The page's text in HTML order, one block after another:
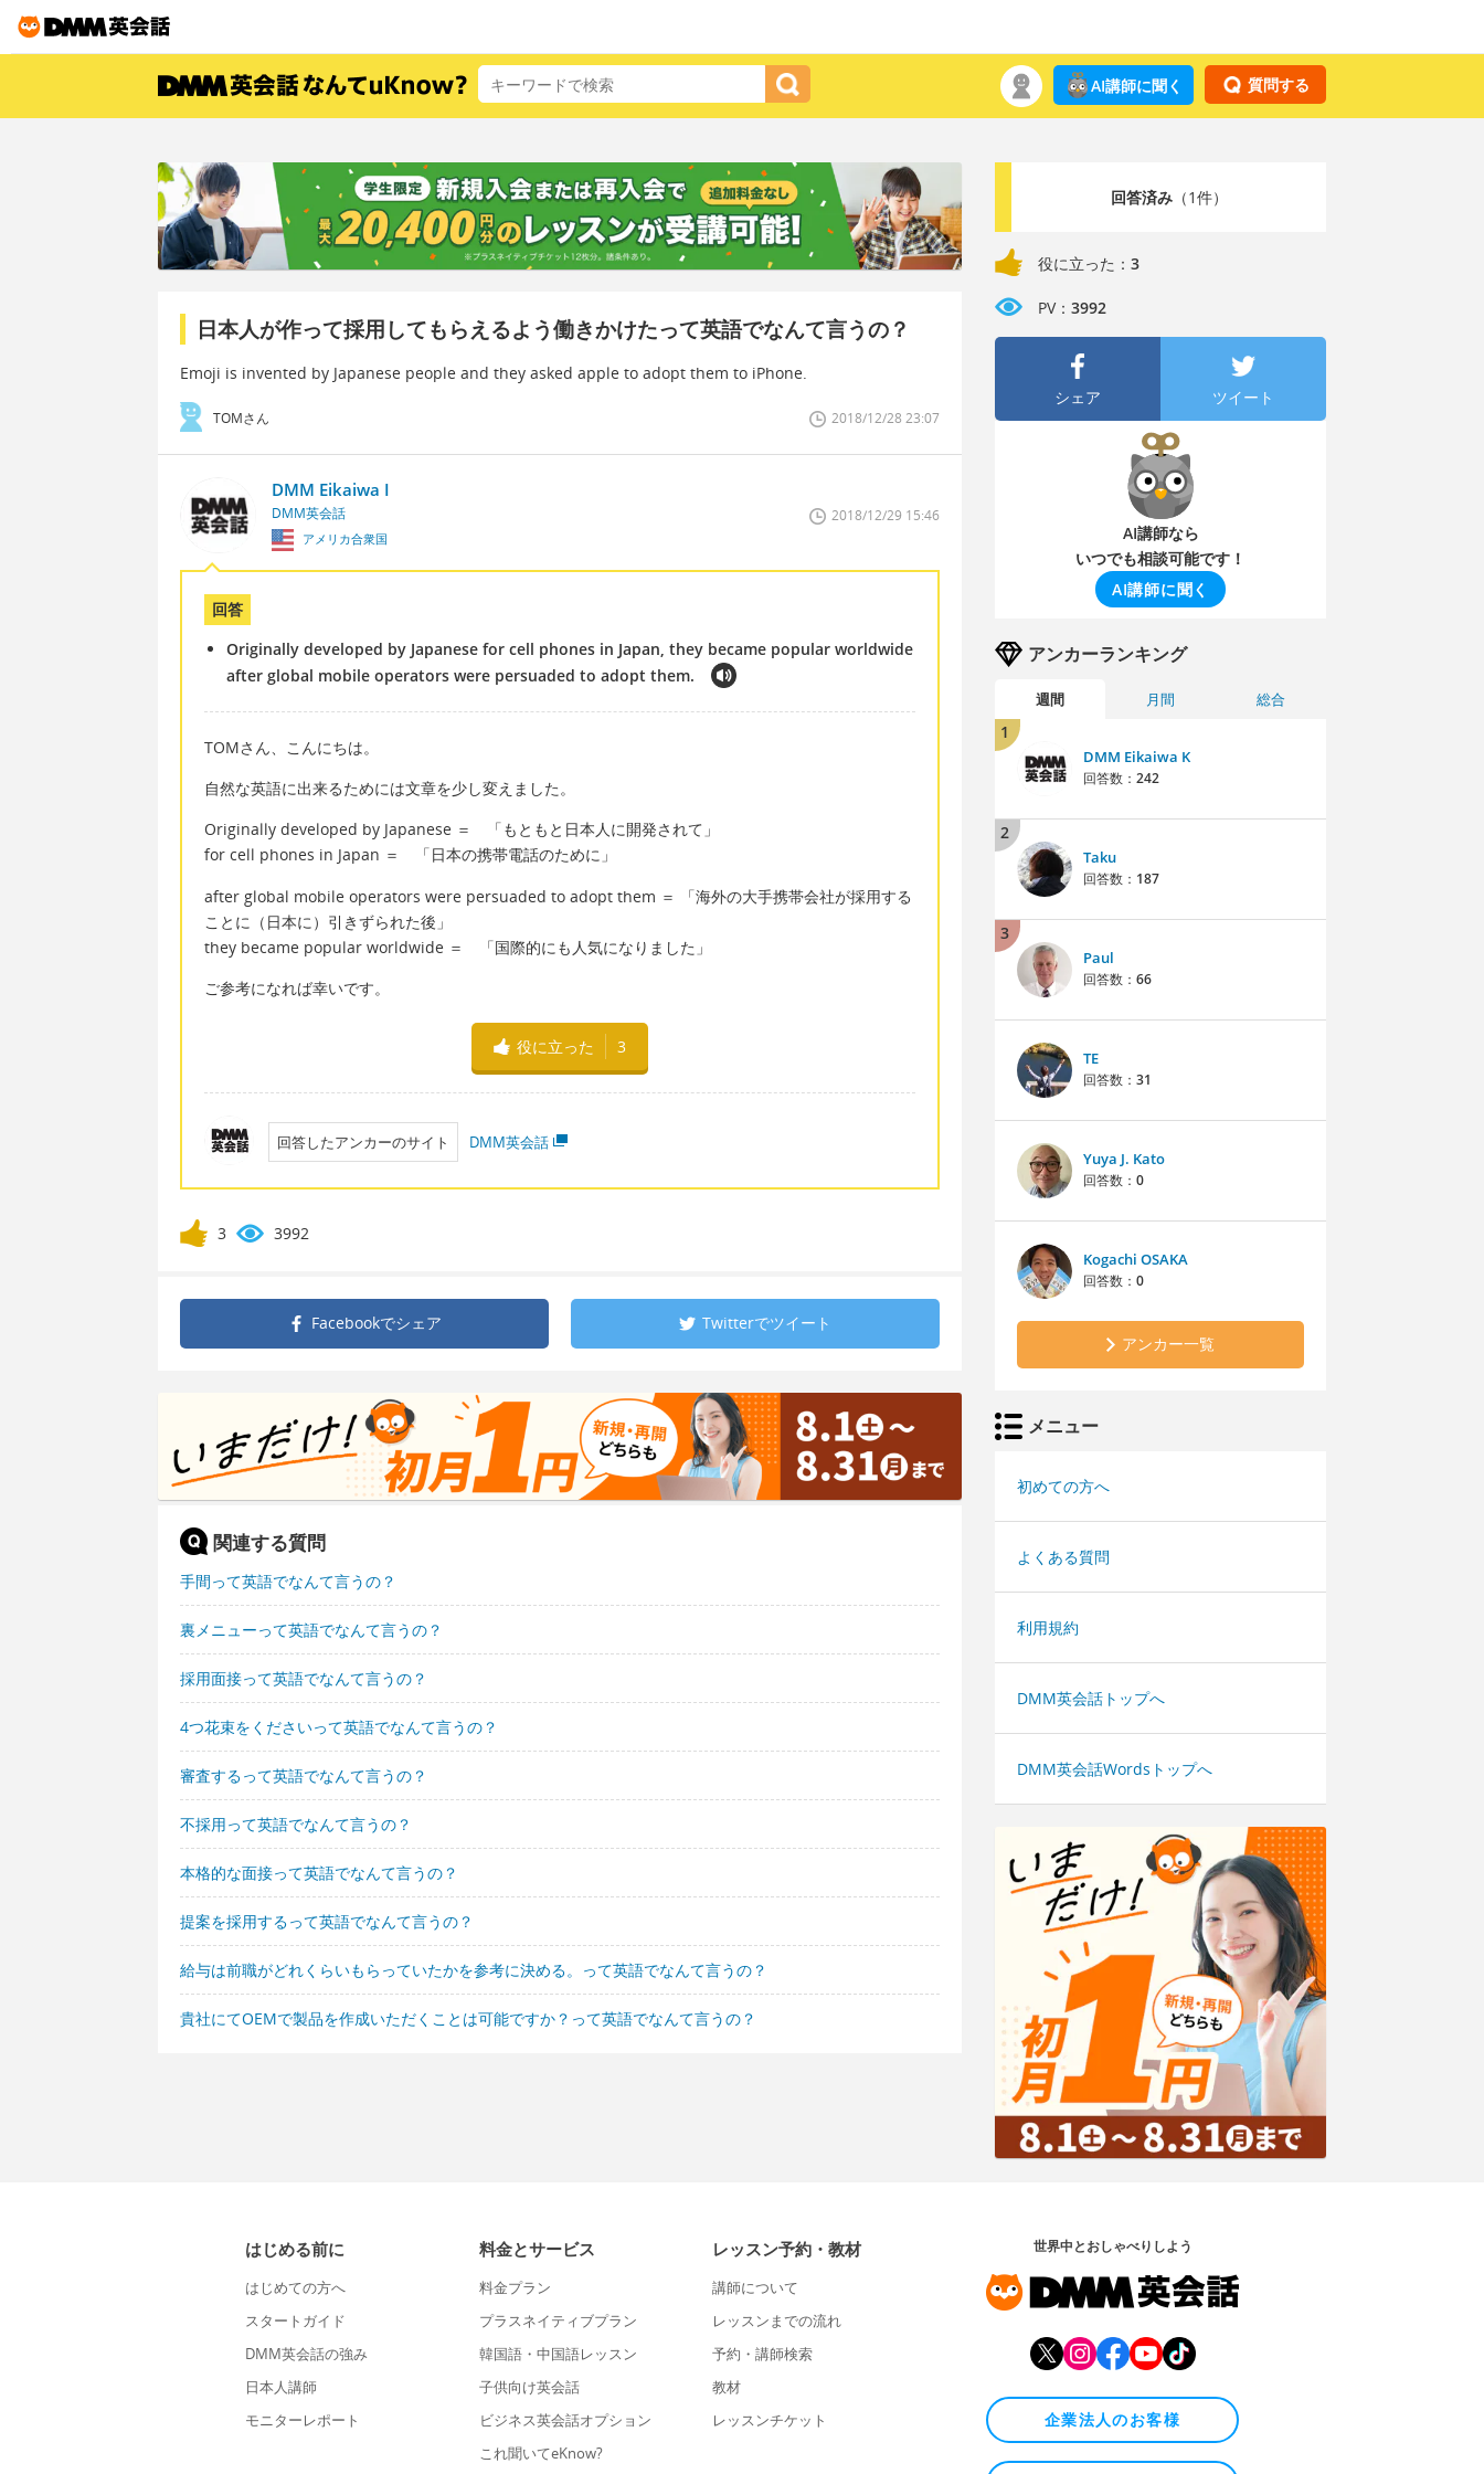
質問する
AI講師に聞く
日本人が作って採用してもらえるよう働きかけたって英語でなんて言うの？
Emoji is invented by Japanese people and they asked apple to adopt them to iPhone.
TOMさん 2018/12/28 23:07
DMM Eikaiwa I
DMM英会話
アメリカ合衆国
2018/12/29 15:46
回答
Originally developed by Japanese for cell phones in Japan, they became popular worldwide
after global mobile operators were persuaded to adopt them.
TOMさん、こんにちは。
自然な英語に出来るためには文章を少し変えました。
Originally developed by Japanese ＝ 「もともと日本人に開発されて」
for cell phones in Japan ＝ 「日本の携帯電話のために」
after global mobile operators were persuaded to adopt them ＝ 「海外の大手携帯会社が採用する
ことに（日本に）引きずられた後」
they became popular worldwide ＝ 「国際的にも人気になりました」
ご参考になれば幸いです。
役に立った 3
回答したアンカーのサイト DMM英会話
3 3992
Facebookでシェア Twitterでツイート
関連する質問
手間って英語でなんて言うの？
裏メニューって英語でなんて言うの？
採用面接って英語でなんて言うの？
4つ花束をくださいって英語でなんて言うの？
審査するって英語でなんて言うの？
不採用って英語でなんて言うの？
本格的な面接って英語でなんて言うの？
提案を採用するって英語でなんて言うの？
給与は前職がどれくらいもらっていたかを参考に決める。って英語でなんて言うの？
貴社にてOEMで製品を作成いただくことは可能ですか？って英語でなんて言うの？
回答済み（1件）
役に立った： 3
PV： 3992
シェア ツイート
AI講師なら
いつでも相談可能です！
AI講師に聞く
アンカーランキング
週間 月間 総合
1
DMM Eikaiwa K
回答数： 242
2
Taku
回答数： 187
3
Paul
回答数： 66
TE
回答数： 31
Yuya J. Kato
回答数： 0
Kogachi OSAKA
回答数： 0
アンカー一覧
メニュー
初めての方へ
よくある質問
利用規約
DMM英会話トップへ
DMM英会話Wordsトップへ
はじめる前に
はじめての方へ
スタートガイド
DMM英会話の強み
日本人講師
モニターレポート
料金とサービス
料金プラン
プラスネイティブプラン
韓国語・中国語レッスン
子供向け英会話
ビジネス英会話オプション
これ聞いてeKnow?
レッスン予約・教材
講師について
レッスンまでの流れ
予約・講師検索
教材
レッスンチケット
世界中とおしゃべりしよう
企業法人のお客様